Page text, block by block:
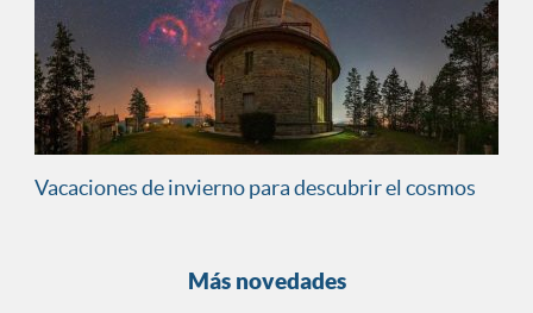
Vacaciones de invierno para descubrir el cosmos
Más novedades